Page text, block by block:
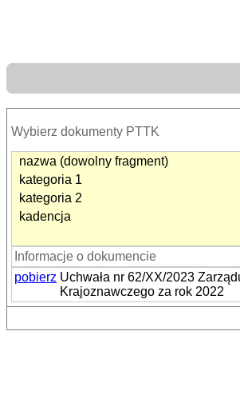
Wybierz dokumenty PTTK
nazwa (dowolny fragment)
kategoria 1
kategoria 2
kadencja
Informacje o dokumencie
pobierz Uchwała nr 62/XX/2023
Krajoznawczego za rok 2022